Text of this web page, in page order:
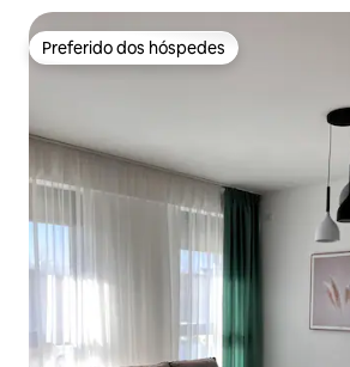
Preferido dos hóspedes
Preferido dos hóspedes